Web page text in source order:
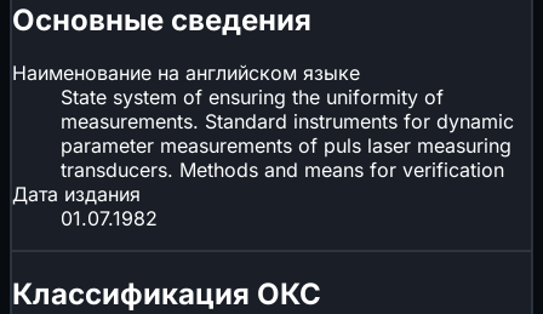
Основные сведения
Наименование на английском языке
State system of ensuring the uniformity of
measurements. Standard instruments for dynamic
parameter measurements of puls laser measuring
transducers. Methods and means for verification
Дата издания
01.07.1982
Классификация ОКС